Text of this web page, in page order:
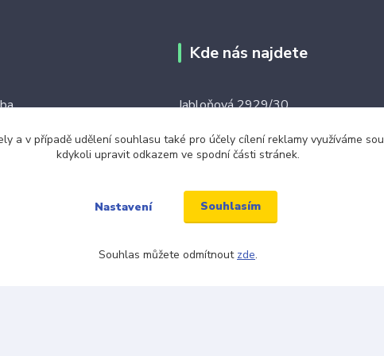
tkaniček
Kde nás najdete
Jabloňová 2929/30
(na této adrese není prodejna ani
a v případě udělení souhlasu také pro účely cílení reklamy využíváme
kdykoli upravit odkazem ve spodní části stránek.
Nastavení Souhlasím
Souhlas můžete odmítnout zde.